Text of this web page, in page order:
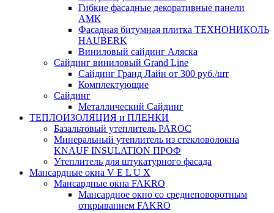
Гибкие фасадные декоративные панели
АМК
Фасадная битумная плитка ТЕХНОНИКОЛЬ
HAUBERK
Виниловый сайдинг Аляска
Сайдинг виниловый Grand Line
Сайдинг Гранд Лайн от 300 руб./шт
Комплектующие
Сайдинг
Металлический Сайдинг
ТЕПЛОИЗОЛЯЦИЯ и ПЛЕНКИ
Базальтовый утеплитель PAROC
Минеральный утеплитель из стекловолокна
KNAUF INSULATION ПРОФ
Утеплитель для штукатурного фасада
Мансардные окна V E L U X
Мансардные окна FAKRO
Мансардное окно со среднеповоротным
открыванием FAKRO